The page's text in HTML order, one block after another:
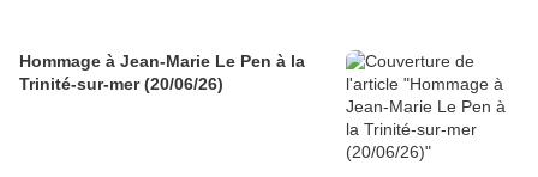
Hommage à Jean-Marie Le Pen à la
Trinité-sur-mer (20/06/26)